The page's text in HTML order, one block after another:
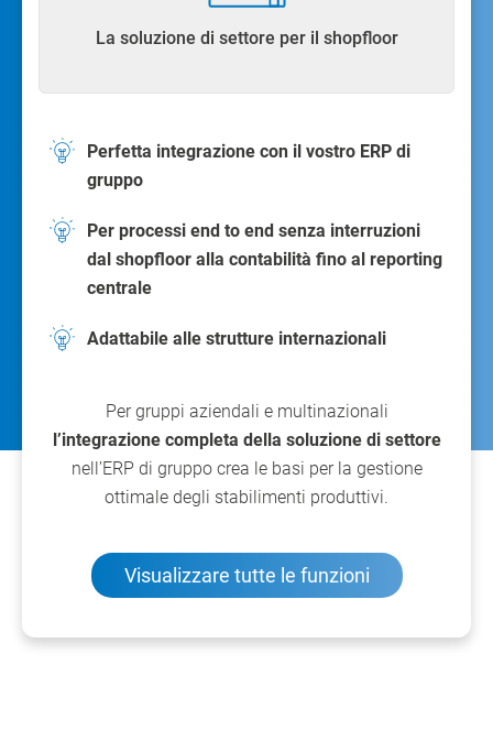
La soluzione di settore per il shopfloor
Perfetta integrazione con il vostro ERP di
gruppo
Per processi end to end senza interruzioni
dal shopfloor alla contabilità fino al reporting
centrale
Adattabile alle strutture internazionali
Per gruppi aziendali e multinazionali
l’integrazione completa della soluzione di settore
nell’ERP di gruppo crea le basi per la gestione
ottimale degli stabilimenti produttivi.
Visualizzare tutte le funzioni